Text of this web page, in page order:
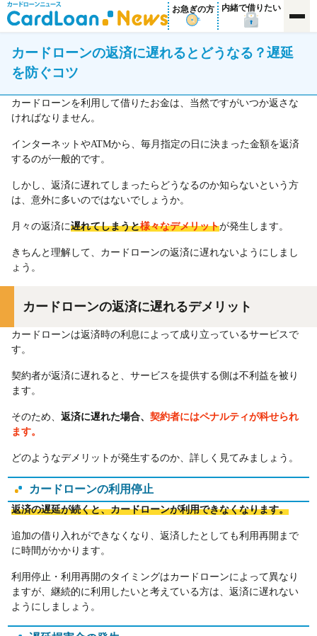
お急ぎの方 内緒で借りたい
カードローンの返済に遅れるとどうなる？遅延
を防ぐコツ
カードローンを利用して借りたお金は、当然ですがいつか返さな
ければなりません。
インターネットやATMから、毎月指定の日に決まった金額を返済
するのが一般的です。
しかし、返済に遅れてしまったらどうなるのか知らないという方
は、意外に多いのではないでしょうか。
月々の返済に遅れてしまうと様々なデメリットが発生します。
きちんと理解して、カードローンの返済に遅れないようにしまし
ょう。
カードローンの返済に遅れるデメリット
カードローンは返済時の利息によって成り立っているサービスで
す。
契約者が返済に遅れると、サービスを提供する側は不利益を被り
ます。
そのため、 返済に遅れた場合、 契約者にはペナルティが科せられ
ます。
どのようなデメリットが発生するのか、詳しく見てみましょう。
カードローンの利用停止
返済の遅延が続くと、カードローンが利用できなくなります。
追加の借り入れができなくなり、返済したとしても利用再開まで
に時間がかかります。
利用停止・利用再開のタイミングはカードローンによって異なり
ますが、継続的に利用したいと考えている方は、返済に遅れない
ようにしましょう。